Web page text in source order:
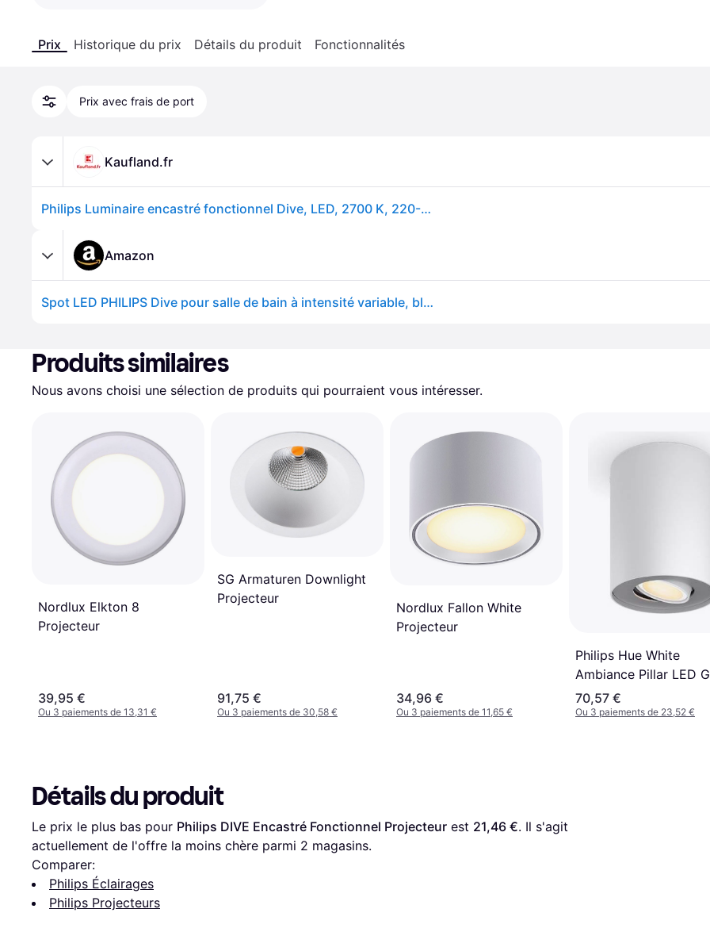
Prix Historique du prix Détails du produit Fonctionnalités
Prix avec frais de port
Kaufland.fr
Philips Luminaire encastré fonctionnel Dive, LED, 2700 K, 220-240 V, nickel
Amazon
Spot LED PHILIPS Dive pour salle de bain à intensité variable, blanc chaud 2700K 5,5W IP65, pour éclairage de salle d'eau, salle de bain et cuisine, Silver
Produits similaires
Nous avons choisi une sélection de produits qui pourraient vous intéresser.
Nordlux Elkton 8
Projecteur
39,95 €
Ou 3 paiements de 13,31 €
SG Armaturen Downlight
Projecteur
91,75 €
Ou 3 paiements de 30,58 €
Nordlux Fallon White
Projecteur
34,96 €
Ou 3 paiements de 11,65 €
Philips Hue White
Ambiance Pillar LED
Projecteur
70,57 €
Ou 3 paiements de 23,52 €
Détails du produit
Le prix le plus bas pour Philips DIVE Encastré Fonctionnel Projecteur est 21,46 €. Il s'agit
actuellement de l'offre la moins chère parmi 2 magasins.
Comparer:
Philips Éclairages
Philips Projecteurs